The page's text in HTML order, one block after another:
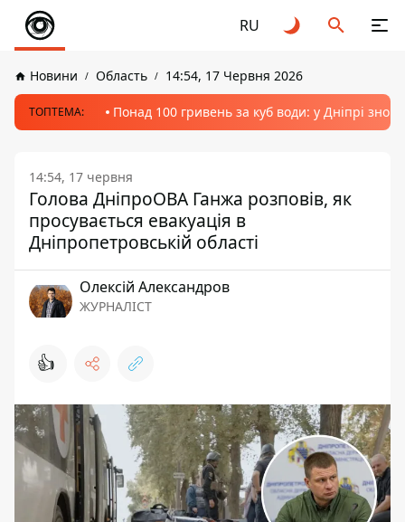
RU
Новини Область 14:54, 17 Червня 2026
ТОПТЕМА: Понад 100 гривень за куб води: у Дніпрі
14:54, 17 червня
Голова ДніпроОВА Ганжа розповів, як
просувається евакуація в
Дніпропетровській області
Олексій Александров
ЖУРНАЛІСТ
👍